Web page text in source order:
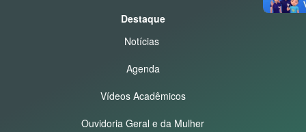
Destaque
Notícias
Agenda
Vídeos Acadêmicos
Ouvidoria Geral e da Mulher